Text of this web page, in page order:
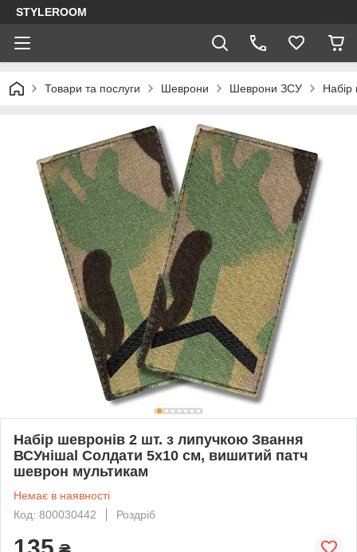
STYLEROOM
Товари та послуги Шеврони Шеврони ЗСУ
Набір шевронів 2 шт. з липучкою Звання
ВСУнішаl Солдати 5х10 см, вишитий патч
шеврон мультикам
Немає в наявності
Код: 800030442
Роздріб